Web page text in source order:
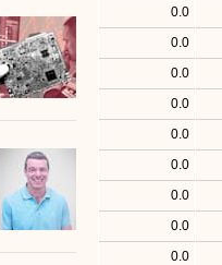
0.0
0.0
0.0
0.0
0.0
0.0
0.0
0.0
0.0